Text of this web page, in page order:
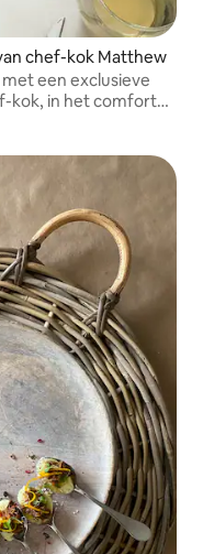
chef-kok Matthew
een exclusieve
kok, in het comfort